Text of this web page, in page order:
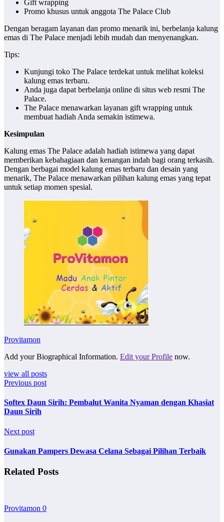
Gift wrapping
Promo khusus untuk anggota The Palace Club
Dengan beragam layanan dan promo menarik ini, berbelanja kalung
emas di The Palace menjadi lebih mudah dan menyenangkan.
Tips:
Kunjungi toko The Palace terdekat untuk melihat koleksi
kalung emas terbaru.
Anda juga dapat berbelanja online di situs web resmi The
Palace.
The Palace menawarkan layanan gift wrapping untuk
membuat hadiah Anda semakin istimewa.
Kesimpulan
Kalung emas The Palace adalah hadiah istimewa yang dapat
memberikan kebahagiaan dan kenangan indah bagi orang terkasih.
Dengan berbagai model kalung emas terbaru dan desain yang
menarik, The Palace menawarkan pilihan kalung emas yang tepat
untuk setiap momen spesial.
Provitamon
Add your Biographical Information. Edit your Profile now.
view all posts
Previous post
Softex Daun Sirih: Pembalut Wanita Nyaman dengan Khasiat
Daun Sirih
Next post
Gunakan Pampers Dewasa Celana Sebagai Pilihan Terbaik
Related Posts
Provitamon 0